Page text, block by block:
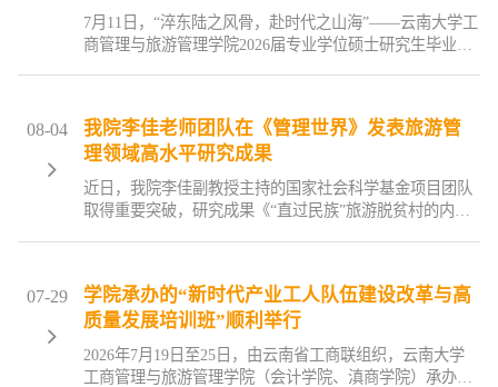
7月11日，“淬东陆之风骨，赴时代之山海”——云南大学工
商管理与旅游管理学院2026届专业学位硕士研究生毕业典
袁皓、院学位评定分委员会委员、学院专业学位教育中心
及导师代表、校友代表、2026届非全日制专业学位毕业
生、亲友代表出席典礼，学院副院长宋乐主持。
08-04
我院李佳老师团队在《管理世界》发表旅游管
理领域高水平研究成果
近日，我院李佳副教授主持的国家社会科学基金项目团队
取得重要突破，研究成果《“直过民族”旅游脱贫村的内生
文核心期刊要目总览》来源期刊、中国人文社会科学AMI
顶级期刊、社会科学基金资助期刊，是国内人文社科领域
公认最具影响力的刊物之一，审稿标准严苛，发文成果...
07-29
学院承办的“新时代产业工人队伍建设改革与高
质量发展培训班”顺利举行
2026年7月19日至25日，由云南省工商联组织，云南大学
工商管理与旅游管理学院（会计学院、滇商学院）承办的